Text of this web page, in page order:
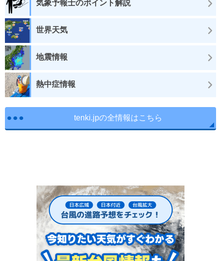
気象予報士のポイント解説
世界天気
地震情報
熱中症情報
tenki.jpの全情報はこちら